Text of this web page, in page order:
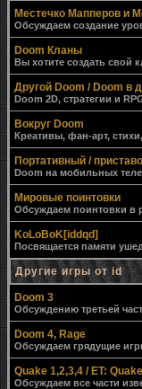
Местечко Мапперов и
Обсуждаем создание
Doom Кланы
Вы хотите создать свой
Другой Doom / Doom в
Doom 2D, стратегии и
Вокруг Doom
Креативы, фан-арт,
Портативный /
Doom на мобильных
Мировые поинтовки
Обсуждаем поинтовки в
KoLoBoK[iddqd]
Посвящается памяти
Другие игры от id
Doom 3
Обсуждению третьей
Doom 4, Rage
Обсуждаем грядущие
Quake 1,2,3,4 / ET:
Обсуждаем все части